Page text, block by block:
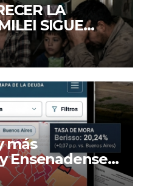
LA
SIGUE
más
Ensenadenses